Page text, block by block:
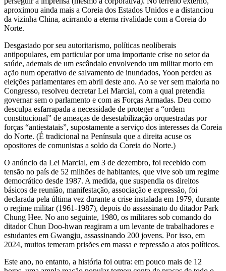
aproximou ainda mais a Coreia dos Estados Unidos e a distanciou
da vizinha China, acirrando a eterna rivalidade com a Coreia do
Norte.
Desgastado por seu autoritarismo, políticas neoliberais
antipopulares, em particular por uma importante crise no setor da
saúde, ademais de um escândalo envolvendo um militar morto em
ação num operativo de salvamento de inundados, Yoon perdeu as
eleições parlamentares em abril deste ano. Ao se ver sem maioria no
Congresso, resolveu decretar Lei Marcial, com a qual pretendia
governar sem o parlamento e com as Forças Armadas. Deu como
desculpa esfarrapada a necessidade de proteger a “ordem
constitucional” de ameaças de desestabilização orquestradas por
forças “antiestatais”, supostamente a serviço dos interesses da Coreia
do Norte. (É tradicional na Península que a direita acuse os
opositores de comunistas a soldo da Coreia do Norte.)
O anúncio da Lei Marcial, em 3 de dezembro, foi recebido com
tensão no país de 52 milhões de habitantes, que vive sob um regime
democrático desde 1987. A medida, que suspendia os direitos
básicos de reunião, manifestação, associação e expressão, foi
declarada pela última vez durante a crise instalada em 1979, durante
o regime militar (1961-1987), depois do assassinato do ditador Park
Chung Hee. No ano seguinte, 1980, os militares sob comando do
ditador Chun Doo-hwan reagiram a um levante de trabalhadores e
estudantes em Gwangju, assassinando 200 jovens. Por isso, em
2024, muitos temeram prisões em massa e repressão a atos políticos.
Este ano, no entanto, a história foi outra: em pouco mais de 12